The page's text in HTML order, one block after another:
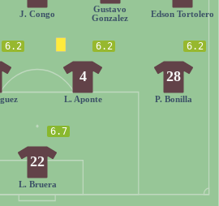
6.7
22
L. Bruera
6.2 6.2
4
L. Aponte
6.2
28
P. Bonilla
J. Congo
Gustavo
Gonzalez
Edson Tortolero